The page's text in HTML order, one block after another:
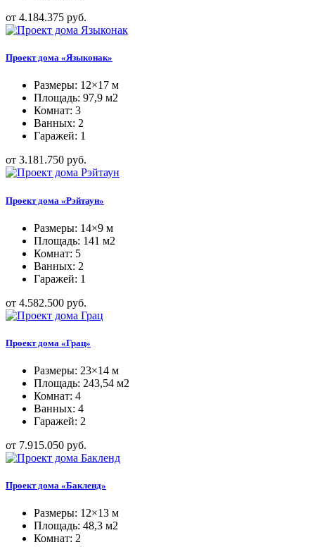
от 4.184.375 руб.
Проект дома «Языконак»
Размеры: 12×17 м
Площадь: 97,9 м2
Комнат: 3
Ванных: 2
Гаражей: 1
от 3.181.750 руб.
Проект дома «Рэйтаун»
Размеры: 14×9 м
Площадь: 141 м2
Комнат: 5
Ванных: 2
Гаражей: 1
от 4.582.500 руб.
Проект дома «Грац»
Размеры: 23×14 м
Площадь: 243,54 м2
Комнат: 4
Ванных: 4
Гаражей: 2
от 7.915.050 руб.
Проект дома «Бакленд»
Размеры: 12×13 м
Площадь: 48,3 м2
Комнат: 2